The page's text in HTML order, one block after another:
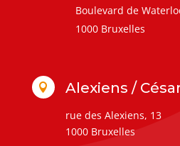
Boulevard de
1000 Bruxelles
 Alexiens /
rue des Alexiens, 13
1000 Bruxelles